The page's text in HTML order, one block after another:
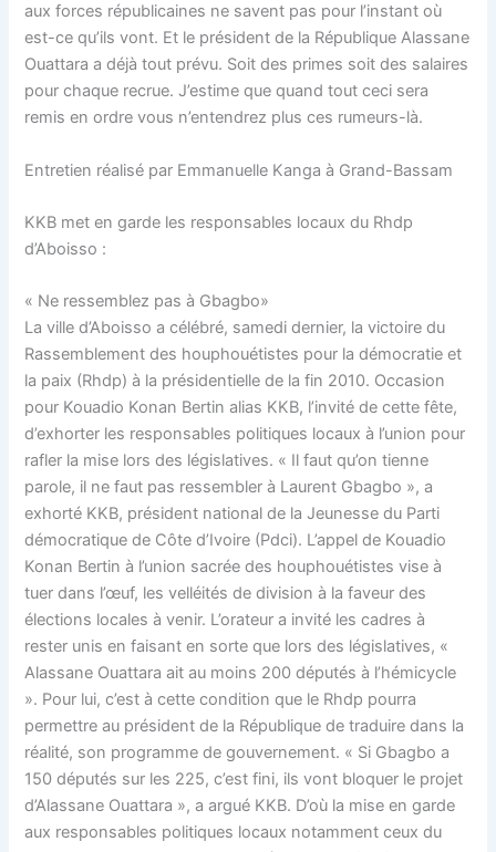
aux forces républicaines ne savent pas pour l’instant où
est-ce qu’ils vont. Et le président de la République Alassane
Ouattara a déjà tout prévu. Soit des primes soit des salaires
pour chaque recrue. J’estime que quand tout ceci sera
remis en ordre vous n’entendrez plus ces rumeurs-là.
Entretien réalisé par Emmanuelle Kanga à Grand-Bassam
KKB met en garde les responsables locaux du Rhdp
d’Aboisso :
« Ne ressemblez pas à Gbagbo»
La ville d’Aboisso a célébré, samedi dernier, la victoire du
Rassemblement des houphouétistes pour la démocratie et
la paix (Rhdp) à la présidentielle de la fin 2010. Occasion
pour Kouadio Konan Bertin alias KKB, l’invité de cette fête,
d’exhorter les responsables politiques locaux à l’union pour
rafler la mise lors des législatives. « Il faut qu’on tienne
parole, il ne faut pas ressembler à Laurent Gbagbo », a
exhorté KKB, président national de la Jeunesse du Parti
démocratique de Côte d’Ivoire (Pdci). L’appel de Kouadio
Konan Bertin à l’union sacrée des houphouétistes vise à
tuer dans l’œuf, les velléités de division à la faveur des
élections locales à venir. L’orateur a invité les cadres à
rester unis en faisant en sorte que lors des législatives, «
Alassane Ouattara ait au moins 200 députés à l’hémicycle
». Pour lui, c’est à cette condition que le Rhdp pourra
permettre au président de la République de traduire dans la
réalité, son programme de gouvernement. « Si Gbagbo a
150 députés sur les 225, c’est fini, ils vont bloquer le projet
d’Alassane Ouattara », a argué KKB. D’où la mise en garde
aux responsables politiques locaux notamment ceux du